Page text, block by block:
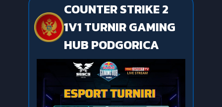
COUNTER STRIKE 2
1V1 TURNIR GAMING
HUB PODGORICA